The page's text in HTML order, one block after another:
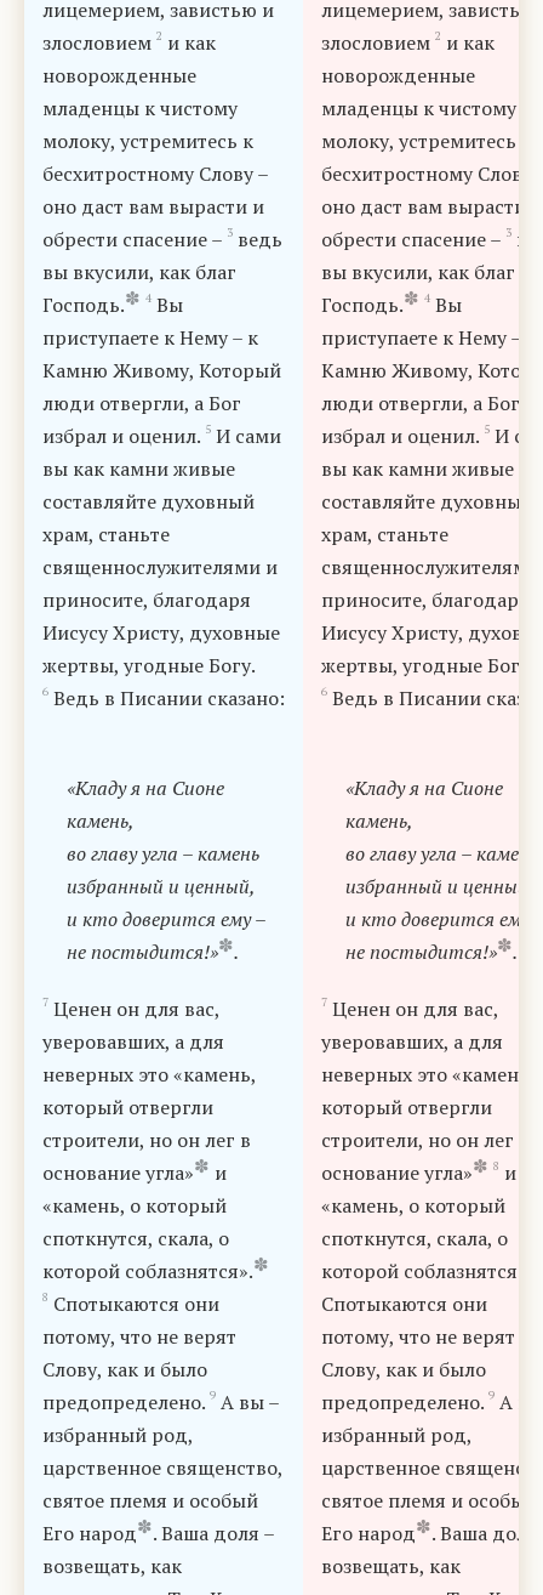
лицемерием, завистью и
злословием 2 и как
новорожденные
младенцы к чистому
молоку, устремитесь к
бесхитростному Слову –
оно даст вам вырасти и
обрести спасение – 3 ведь
вы вкусили, как благ
Господь.✽ 4 Вы
приступаете к Нему – к
Камню Живому, Который
люди отвергли, а Бог
избрал и оценил. 5 И сами
вы как камни живые
составляйте духовный
храм, станьте
священнослужителями и
приносите, благодаря
Иисусу Христу, духовные
жертвы, угодные Богу.
6 Ведь в Писании сказано:
лицемерием, завистью
злословием 2 и как
новорожденные
младенцы к чистому
молоку, устремитесь к
бесхитростному Слову
оно даст вам вырасти и
обрести спасение – 3
вы вкусили, как благ
Господь.✽ 4 Вы
приступаете к Нему – к
Камню Живому,
люди отвергли, а Бог
избрал и оценил. 5 И
вы как камни живые
составляйте духовный
храм, станьте
приносите, благодаря
Иисусу Христу,
жертвы, угодные Богу.
6 Ведь в Писании
«Кладу я на Сионе
камень,
во главу угла – камень
избранный и ценный,
и кто доверится ему –
не постыдится!»✽.
«Кладу я на Сионе
камень,
во главу угла – камень
избранный и ценный,
и кто доверится ему –
не постыдится!»✽.
7 Ценен он для вас,
уверовавших, а для
неверных это «камень,
который отвергли
строители, но он лег в
основание угла»✽ и
«камень, о который
споткнутся, скала, о
которой соблазнятся».✽
8 Спотыкаются они
потому, что не верят
Слову, как и было
предопределено. 9 А вы –
избранный род,
царственное священство,
святое племя и особый
Его народ✽. Ваша доля –
возвещать, как
7 Ценен он для вас,
уверовавших, а для
неверных это «камень,
который отвергли
строители, но он лег в
основание угла»✽ 8 и
«камень, о который
споткнутся, скала, о
которой соблазнятся».
Спотыкаются они
потому, что не верят
Слову, как и было
предопределено. 9 А
избранный род,
царственное
святое племя и особый
Его народ✽. Ваша доля
возвещать, как